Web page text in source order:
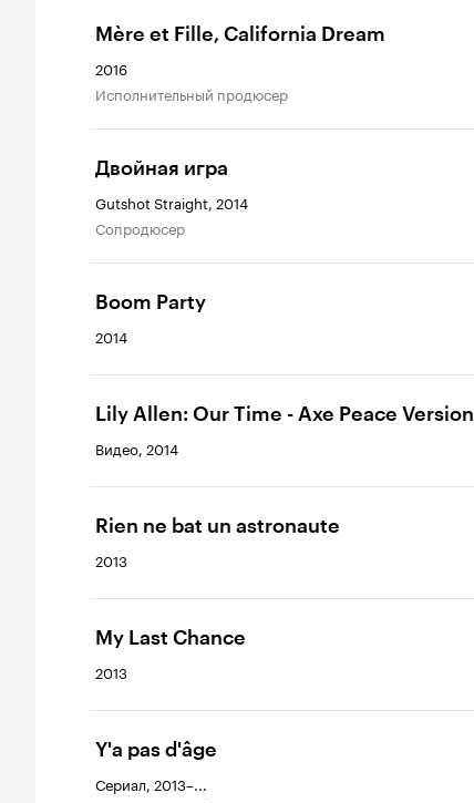
Mère et Fille, California Dream
2016
исполнительный продюсер
Двойная игра
Gutshot Straight, 2014
сопродюсер
Boom Party
2014
Lily Allen: Our Time - Axe Peace Version
Видео, 2014
Rien ne bat un astronaute
2013
My Last Chance
2013
Y'a pas d'âge
Сериал, 2013–...